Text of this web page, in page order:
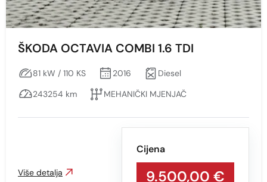
ŠKODA OCTAVIA COMBI 1.6 TDI
81 kW / 110 KS 2016
Diesel
243254 km
MEHANIČKI MJENJAČ
Cijena
9.500,00 €
Više detalja